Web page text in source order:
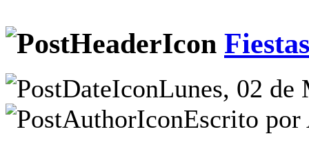
Lunes, 02 de
Escrito